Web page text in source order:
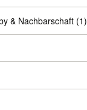
& Nachbarschaft (1)